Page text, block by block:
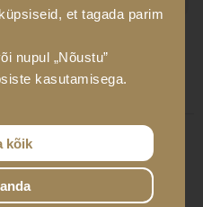
et tagada parim
nupul „Nõustu”
kasutamisega.
kõik
panka
OÜ, 2026